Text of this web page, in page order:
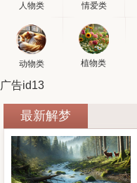
人物类 情爱类
动物类 植物类
广告id13
最新解梦